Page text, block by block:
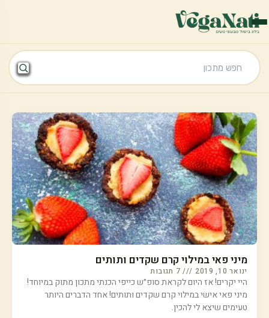
מיני פאי במילוי קרם שקדים ותותים
ינואר 10, 2019
היי יקרים! אז היום לקראת סופ״ש כייפי הכנתי מתכון מתוק במיוחד!
מיני פאי אישי במילוי קרם שקדים ותותים! אחד הדברים היותר
טעימים שיצא לי להכין.